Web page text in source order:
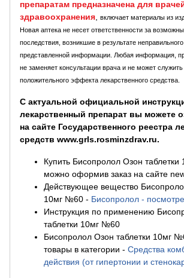
препаратам предназначена для
здравоохранения
включает материалы из
Новая аптека не несет ответственности за
последствия, возникшие в результате
представленной информации. Любая информация,
не заменяет консультации врача и не может служить
положительного эффекта лекарственного средства.
С актуальной официальной
лекарственный препарат вы можете
на сайте Государственного реестра
средств www.grls.rosminzdrav.ru.
Купить Бисопролол Озон
можно оформив заказ на сайте
Действующее вещество
10мг №60 - Бисопролол -
Инструкция по применению
таблетки 10мг №60
Бисопролол Озон таблетки 10мг
товары в категории - Средства
действия (от гипертонии и